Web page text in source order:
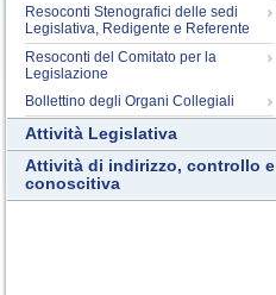
Resoconti Stenografici delle sedi
Legislativa, Redigente e Referente
Resoconti del Comitato per la
Legislazione
Bollettino degli Organi Collegiali
Attività Legislativa
Attività di indirizzo, controllo e
conoscitiva